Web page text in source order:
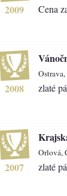
2009 Cena
2008 zlaté
2007
Orlová,
zlaté